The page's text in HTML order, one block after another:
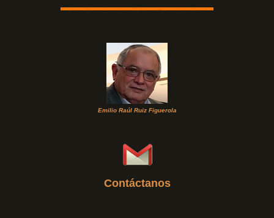
Emilio Raúl Ruiz Figuerola
Contáctanos